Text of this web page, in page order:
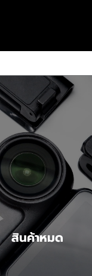
สินค้าหมด